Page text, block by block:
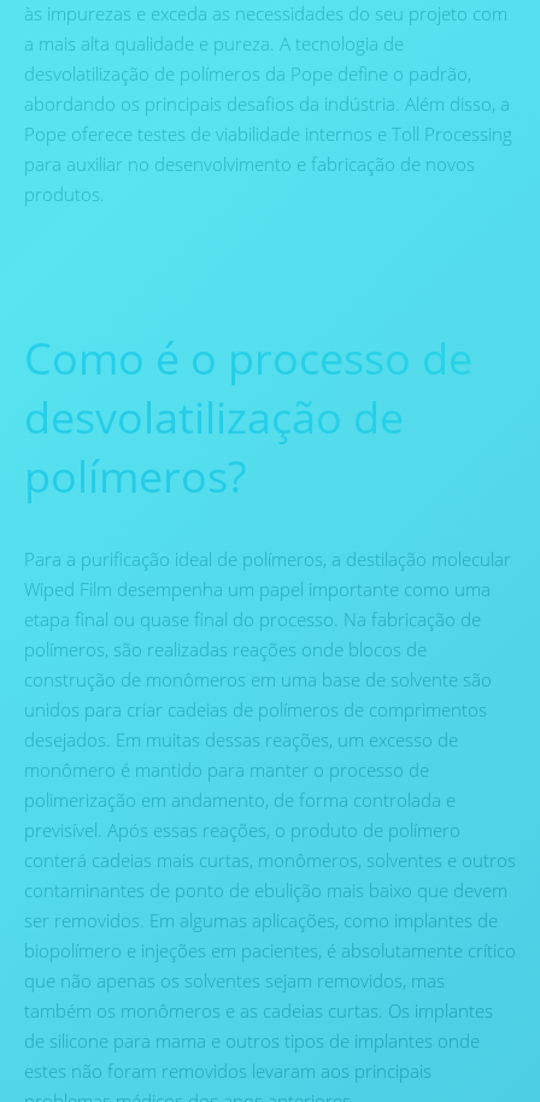
às impurezas e exceda as necessidades do seu projeto com
a mais alta qualidade e pureza. A tecnologia de
desvolatilização de polímeros da Pope define o padrão,
abordando os principais desafios da indústria. Além disso, a
Pope oferece testes de viabilidade internos e Toll Processing
para auxiliar no desenvolvimento e fabricação de novos
produtos.
Como é o processo de
desvolatilização de
polímeros?
Para a purificação ideal de polímeros, a destilação molecular
Wiped Film desempenha um papel importante como uma
etapa final ou quase final do processo. Na fabricação de
polímeros, são realizadas reações onde blocos de
construção de monômeros em uma base de solvente são
unidos para criar cadeias de polímeros de comprimentos
desejados. Em muitas dessas reações, um excesso de
monômero é mantido para manter o processo de
polimerização em andamento, de forma controlada e
previsível. Após essas reações, o produto de polímero
conterá cadeias mais curtas, monômeros, solventes e outros
contaminantes de ponto de ebulição mais baixo que devem
ser removidos. Em algumas aplicações, como implantes de
biopolímero e injeções em pacientes, é absolutamente crítico
que não apenas os solventes sejam removidos, mas
também os monômeros e as cadeias curtas. Os implantes
de silicone para mama e outros tipos de implantes onde
estes não foram removidos levaram aos principais